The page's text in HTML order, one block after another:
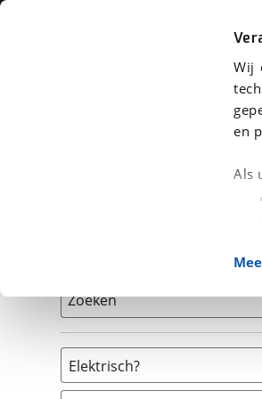
Wij
en
Als
Auto
We hebben 0
Zoeken
Elektrisch?
Niet elektrisch (0)